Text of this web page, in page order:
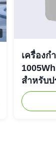
เครื่องกํ
สําหรับ